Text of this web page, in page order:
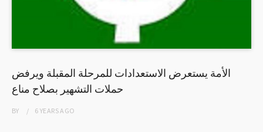
الأمة يستعرض الاستعدادات للمرحلة المقبلة ويرفض
حملات التشهير بصلاح مناع
BY 6 YEARSAGO